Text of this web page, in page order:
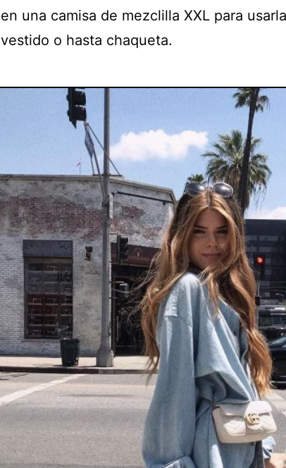
en una camisa de mezclilla XXL para
vestido o hasta chaqueta.